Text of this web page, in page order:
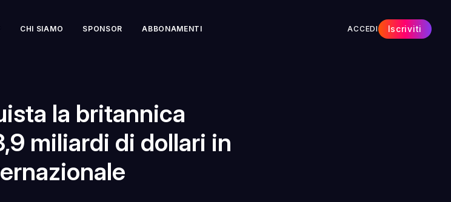
CHI SIAMO SPONSOR ABBONAMENTI ACCEDI Iscriviti
la britannica
miliardi di dollari in